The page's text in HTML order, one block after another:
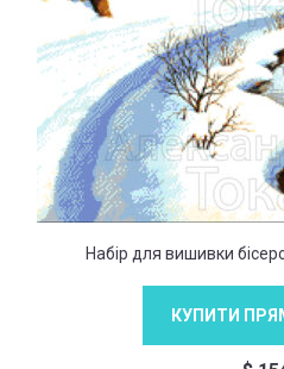
Набір для вишивки
КУПИТИ